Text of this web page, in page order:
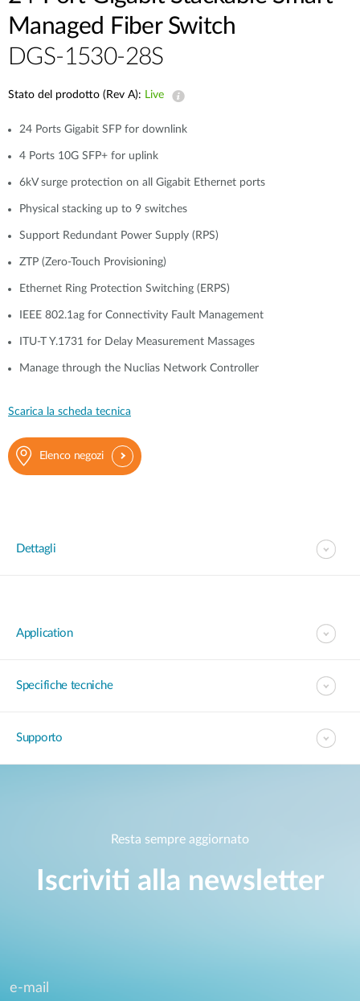
Managed Fiber Switch
DGS-1530-28S
Stato del prodotto (Rev A): Live
24 Ports Gigabit SFP for downlink
4 Ports 10G SFP+ for uplink
6kV surge protection on all Gigabit Ethernet ports
Physical stacking up to 9 switches
Support Redundant Power Supply (RPS)
ZTP (Zero-Touch Provisioning)
Ethernet Ring Protection Switching (ERPS)
IEEE 802.1ag for Connectivity Fault Management
ITU-T Y.1731 for Delay Measurement Massages
Manage through the Nuclias Network Controller
Scarica la scheda tecnica
Elenco negozi
Dettagli
Application
Specifiche tecniche
Supporto
Resta sempre aggiornato
Iscriviti alla newsletter